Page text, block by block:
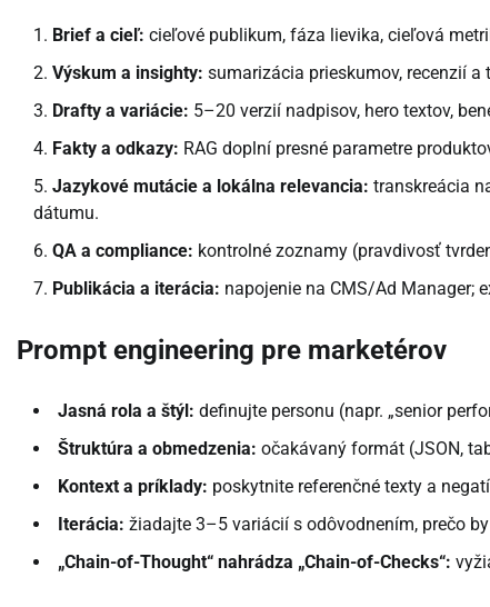
Brief a cieľ: cieľové publikum, fáza lievika, cieľová
Výskum a insighty: sumarizácia prieskumov, recenzií a
Drafty a variácie: 5–20 verzií nadpisov, hero textov,
Fakty a odkazy: RAG doplní presné parametre
Jazykové mutácie a lokálna relevancia: transkreácia
dátumu.
QA a compliance: kontrolné zoznamy (pravdivosť
Publikácia a iterácia: napojenie na CMS/Ad Manager;
Prompt engineering pre marketérov
Jasná rola a štýl: definujte personu (napr. „senior
Štruktúra a obmedzenia: očakávaný formát (JSON,
Kontext a príklady: poskytnite referenčné texty a
Iterácia: žiadajte 3–5 variácií s odôvodnením, prečo
„Chain-of-Thought“ nahrádza „Chain-of-Checks“: